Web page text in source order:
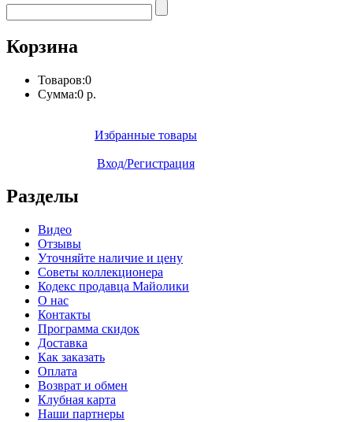
Корзина
Товаров:0
Сумма:0 р.
Избранные товары
Вход/Регистрация
Разделы
Видео
Отзывы
Уточняйте наличие и цену
Советы коллекционера
Кодекс продавца Майолики
О нас
Контакты
Программа скидок
Доставка
Как заказать
Оплата
Возврат и обмен
Клубная карта
Наши партнеры